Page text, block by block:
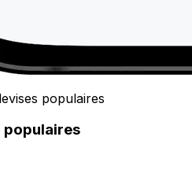
populaires
populaires